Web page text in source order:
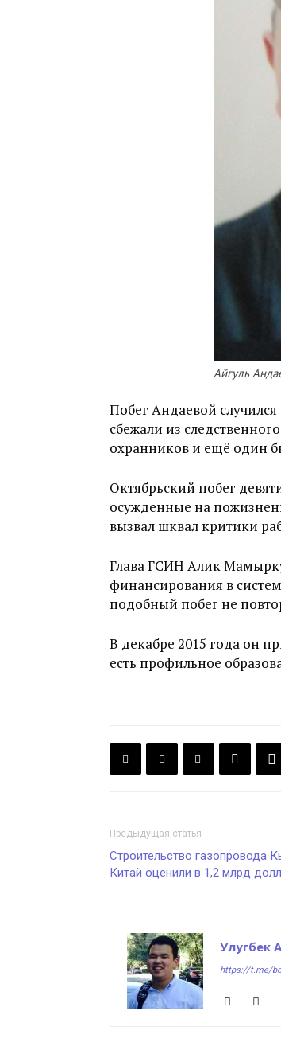
Айгуль
Побег Андаевой
сбежали из
охранников и ещё один
Октябрьский побег
осужденные на
вызвал шквал критики
Глава ГСИН Алик
финансирования в
подобный побег не
В декабре 2015 года он
есть профильное
Предыдущая статья
Строительство газопровода
Китай оценили в 1,2 млрд
Улугбек
https://t.me/